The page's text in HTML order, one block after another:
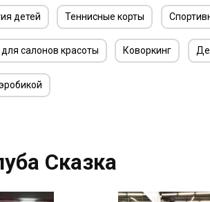
детей Теннисные корты
салонов красоты Коворкинг
Сказка